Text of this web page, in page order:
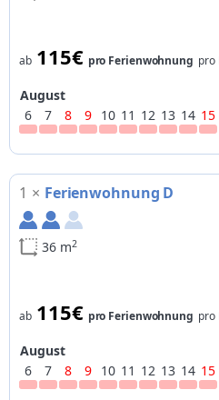
ab 115€ pro Ferienwohnung pro
August
6
7 8 9 10 11 12 13 14 15
1 × Ferienwohnung D
36 m2
ab 115€ pro Ferienwohnung pro
August
6
7 8 9 10 11 12 13 14 15